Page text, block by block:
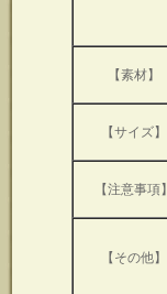
【素材】
【サイズ】
【注意事項】
【その他】